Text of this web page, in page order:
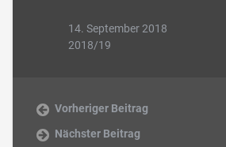
14. September 2018
2018/19
Vorheriger Beitrag
Nächster Beitrag